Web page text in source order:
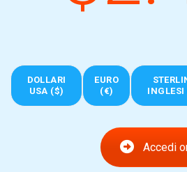
DOLLARI
USA ($)
EURO
(€)
Accedi